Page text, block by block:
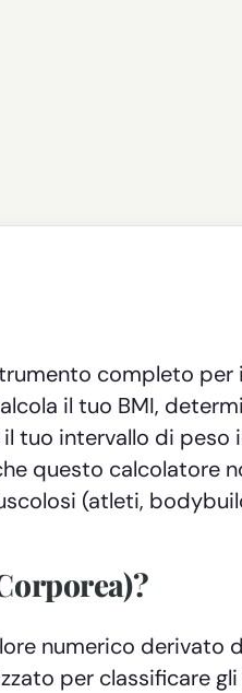
completo per
il tuo BMI,
tuo intervallo di
questo calcolatore
(atleti,
numerico derivato
per classificare